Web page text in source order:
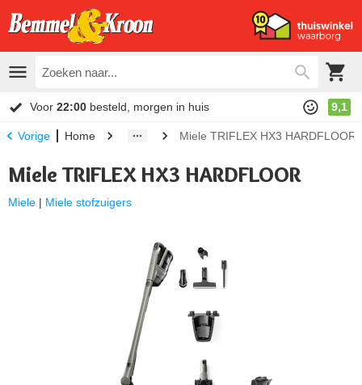
Voor 22:00 besteld, morgen in huis 9,1
Vorige Home Miele TRIFLEX HX3 HARDFLOOR
Miele TRIFLEX HX3 HARDFLOOR
Miele | Miele stofzuigers